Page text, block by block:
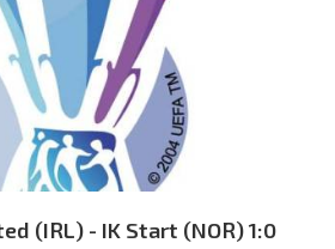
(IRL) - IK Start (NOR) 1:0